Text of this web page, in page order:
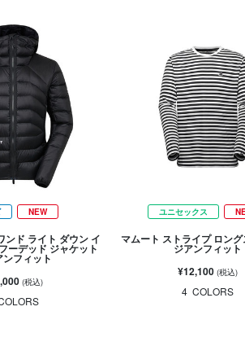
NEW
ンド ライト ダウン イ
ーデッド ジャケット
ンフィット
(税込)
ユニセックス
マムート ストライプ ロン
ジアンフィット
¥12,100 (税込)
4 COLORS